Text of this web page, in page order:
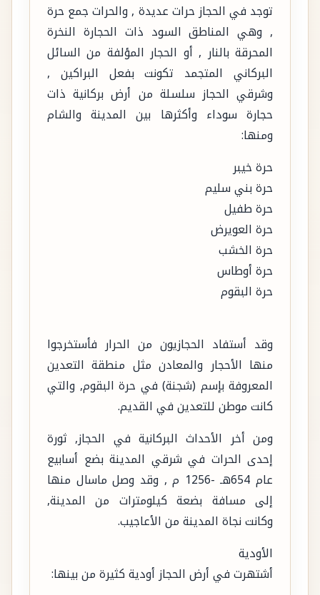
توجد في الحجاز حرات عديدة , والحرات جمع حرة
, وهي المناطق السود ذات الحجارة النخرة
المحرقة بالنار , أو الحجار المؤلفة من السائل
البركاني المتجمد تكونت بفعل البراكين ,
وشرقي الحجاز سلسلة من أرض بركانية ذات
حجارة سوداء وأكثرها بين المدينة والشام
ومنها:
حرة خيبر
حرة بني سليم
حرة طفيل
حرة العويرض
حرة الخشب
حرة أوطاس
حرة البقوم
وقد أستفاد الحجازيون من الحرار فأستخرجوا
منها الأحجار والمعادن مثل منطقة التعدين
المعروفة بإسم (شجنة) في حرة البقوم, والتي
كانت موطن للتعدين في القديم.
ومن أخر الأحداث البركانية في الحجاز, ثورة
إحدى الحرات في شرقي المدينة بضع أسابيع
عام 654هـ -1256 م , وقد وصل ماسال منها
إلى مسافة بضعة كيلومترات من المدينة,
وكانت نجاة المدينة من الأعاجيب.
الأودية
أشتهرت في أرض الحجاز أودية كثيرة من بينها: